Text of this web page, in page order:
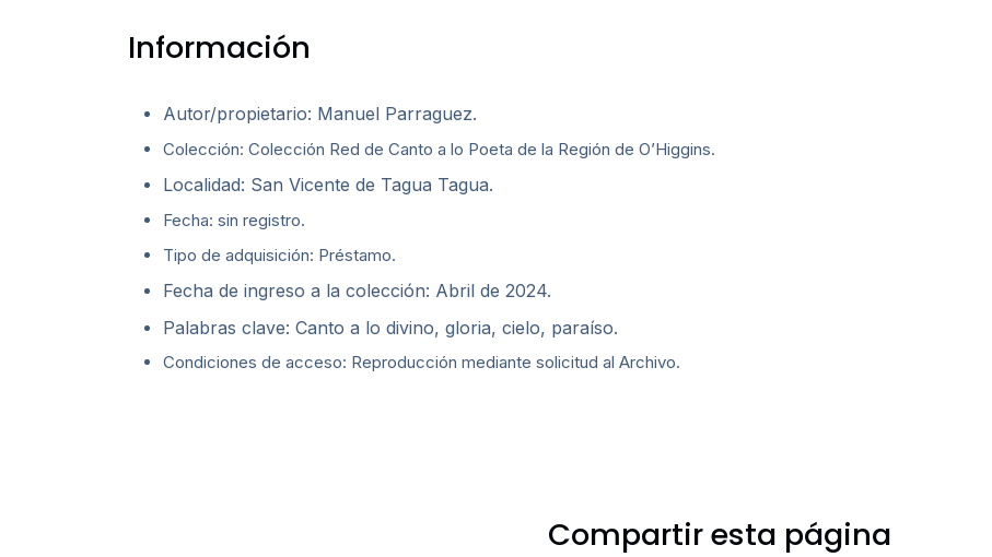
Información
Autor/propietario: Manuel Parraguez.
Colección: Colección Red de Canto a lo Poeta de la Región de O’Higgins.
Localidad: San Vicente de Tagua Tagua.
Fecha: sin registro.
Tipo de adquisición: Préstamo.
Fecha de ingreso a la colección: Abril de 2024.
Palabras clave: Canto a lo divino, gloria, cielo, paraíso.
Condiciones de acceso: Reproducción mediante solicitud al Archivo.
Compartir esta página